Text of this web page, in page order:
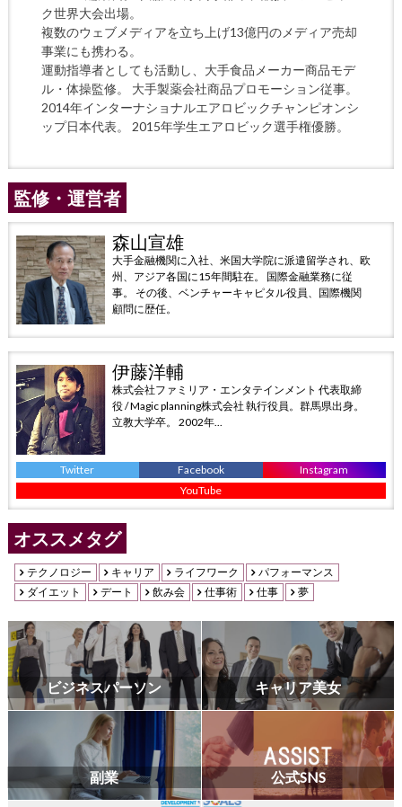
ク世界大会出場。
複数のウェブメディアを立ち上げ13億円のメディア売却
事業にも携わる。
運動指導者としても活動し、大手食品メーカー商品モデ
ル・体操監修。 大手製薬会社商品プロモーション従事。
2014年インターナショナルエアロビックチャンピオンシ
ップ日本代表。 2015年学生エアロビック選手権優勝。
監修・運営者
森山宣雄
大手金融機関に入社、米国大学院に派遣留学され、欧
州、アジア各国に15年間駐在。 国際金融業務に従
事。 その後、ベンチャーキャピタル役員、国際機関
顧問に歴任。
伊藤洋輔
株式会社ファミリア・エンタテインメント 代表取締
役 / Magic planning株式会社 執行役員。群馬県出身。
立教大学卒。 2002年...
Twitter Facebook
Instagram
YouTube
オススメタグ
テクノロジー キャリア ライフワーク
パフォーマンス
ダイエット
デート 飲み会 仕事術 仕事 夢
ビジネスパーソン キャリア美女
副業 公式SNS